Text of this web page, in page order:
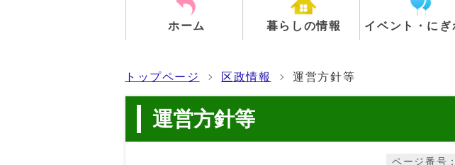
ホーム 暮らしの情報 イベント・にぎ
トップページ 区政情報 運営方針等
運営方針等
ページ番